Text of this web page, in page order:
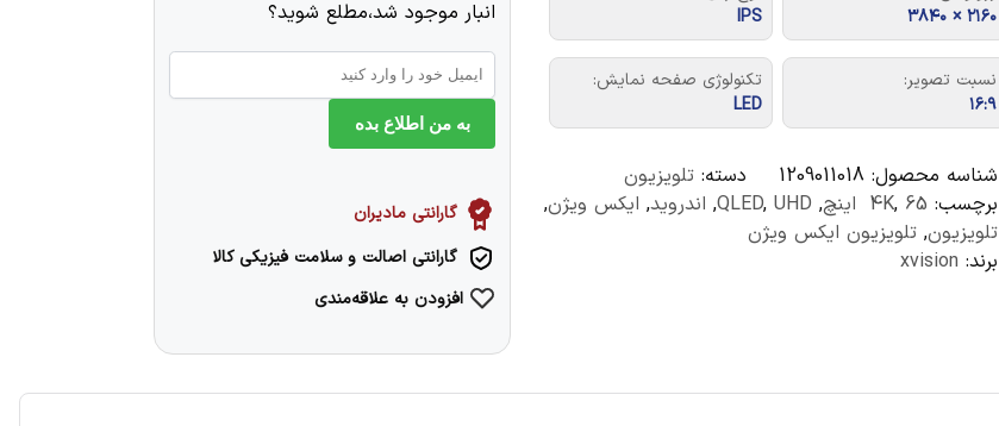
۲۱۶۰ × ۳۸۴۰
IPS
نسبت تصویر:
۱۶:۹
تکنولوژی صفحه نمایش:
LED
شناسه محصول:1209011018 دسته:تلویزیون
برچسب:
4K, 65 اینچ ,
QLED, UHD
, اندروید, ایکس ویژن,
تلویزیون,تلویزیون ایکس ویژن
برند: xvision
انبار موجود شد،مطلع شوید؟
به من اطلاع بده
گارانتی مادیران
گارانتی اصالت و سلامت فیزیکی کالا
افزودن به علاقه‌مندی